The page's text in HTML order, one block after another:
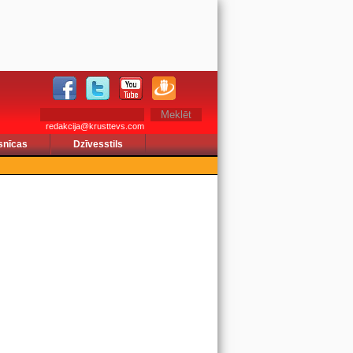
redakcija@krusttevs.com
Dzīvesstils